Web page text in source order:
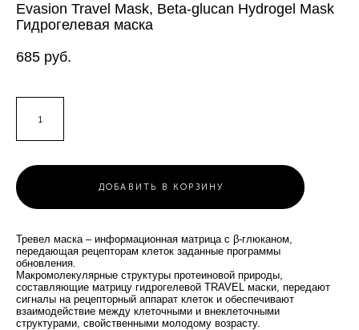
Evasion Travel Mask, Beta-glucan Hydrogel Mask
Гидрогелевая маска
685 pуб.
ДОБАВИТЬ В КОРЗИНУ
Тревел маска – информационная матрица с β-глюканом,
передающая рецепторам клеток заданные программы
обновления.
Макромолекулярные структуры протеиновой природы,
составляющие матрицу гидрогелевой TRAVEL маски, передают
сигналы на рецепторный аппарат клеток и обеспечивают
взаимодействие между клеточными и внеклеточными
структурами, свойственными молодому возрасту.